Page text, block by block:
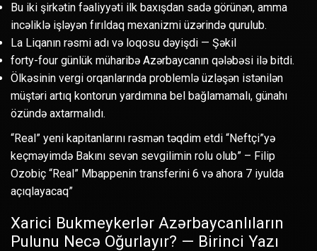
Bu iki şirkətin fəaliyyəti ilk baxışdan sadə görünən, amma
incəliklə işləyən fırıldaq mexanizmi üzərində qurulub.
La Liqanın rəsmi adı və loqosu dəyişdi — Şəkil
forty-four günlük müharibə Azərbaycanın qələbəsi ilə bitdi.
Ölkəsinin vergi orqanlarında problemlə üzləşən istənilən
müştəri artıq kontorun yardımına bel bağlamamalı, günahı
özündə axtarmalıdı.
“Real” yeni kapitanlarını rəsmən təqdim etdi “Neftçi”yə
keçməyimdə Bakını sevən sevgilimin rolu olub” – Filip
Ozobiç “Real” Mbappenin transferini 6 və ahora 7 iyulda
açıqlayacaq”
Xarici Bukmeykerlər Azərbaycanlıların
Pulunu Necə Oğurlayır? — Birinci Yazı